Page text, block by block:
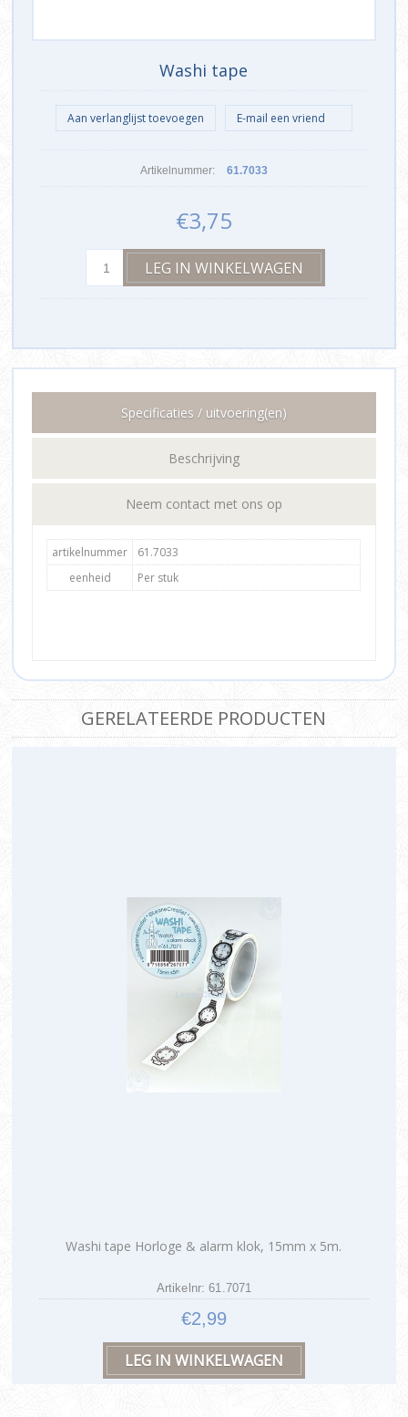
Washi tape
Artikelnummer: 61.7033
€3,75
Specificaties / uitvoering(en)
Beschrijving
Neem contact met ons op
artikelnummer
61.7033
eenheid
Per stuk
GERELATEERDE PRODUCTEN
Washi tape Horloge & alarm klok, 15mm x 5m.
Artikelnr: 61.7071
€2,99